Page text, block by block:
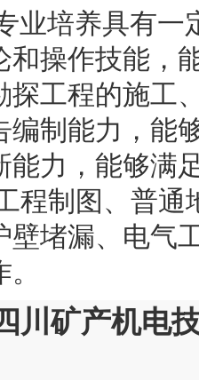
业培养具有
和操作技能，
探工程的施工
编制能力，能
能力，能够满
程制图、普
壁堵漏、电气
川矿产机电